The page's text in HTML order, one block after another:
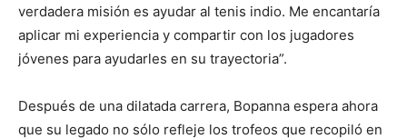
verdadera misión es ayudar al tenis indio. Me encantaría
aplicar mi experiencia y compartir con los jugadores
jóvenes para ayudarles en su trayectoria”.
Después de una dilatada carrera, Bopanna espera ahora
que su legado no sólo refleje los trofeos que recopiló en